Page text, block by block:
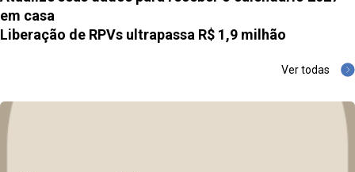
em casa
Liberação de RPVs ultrapassa R$ 1,9 milhão
Ver todas